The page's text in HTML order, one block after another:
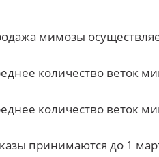
мимозы
количество веток
количество веток
принимаются до 1